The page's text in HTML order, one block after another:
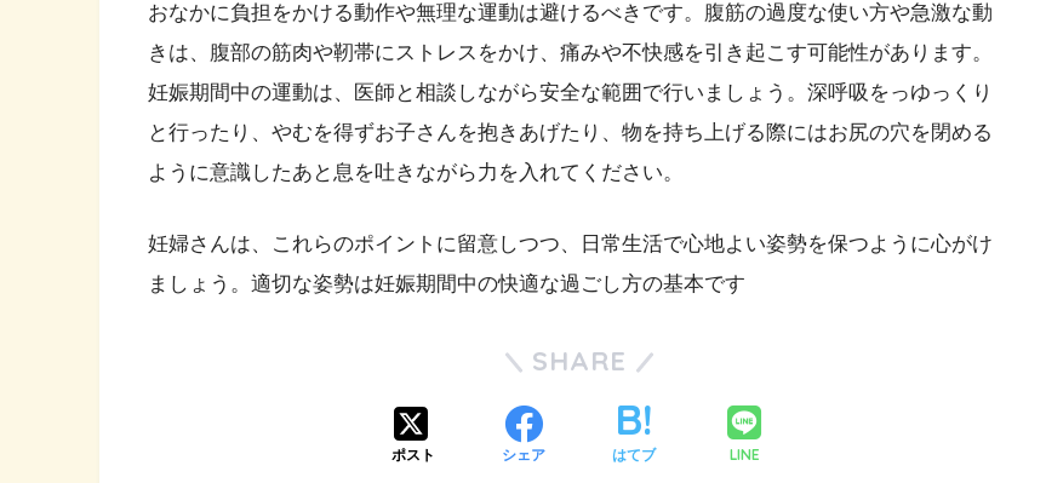
おなかに負担をかける動作や無理な運動は避けるべきです。腹筋の過度な使い方や急激な動
きは、腹部の筋肉や靭帯にストレスをかけ、痛みや不快感を引き起こす可能性があります。
妊娠期間中の運動は、医師と相談しながら安全な範囲で行いましょう。深呼吸をっゆっくり
と行ったり、やむを得ずお子さんを抱きあげたり、物を持ち上げる際にはお尻の穴を閉める
ように意識したあと息を吐きながら力を入れてください。
妊婦さんは、これらのポイントに留意しつつ、日常生活で心地よい姿勢を保つように心がけ
ましょう。適切な姿勢は妊娠期間中の快適な過ごし方の基本です
SHARE
ポスト シェア はてブ LINE